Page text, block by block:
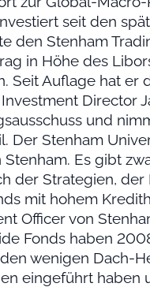
seit den
den Stenham
in Höhe des
Seit Auflage hat er
Director
und
Der Stenham
Es gibt
der Strategien,
mit hohem
Officer von
Fonds haben
wenigen Dach-
eingeführt haben